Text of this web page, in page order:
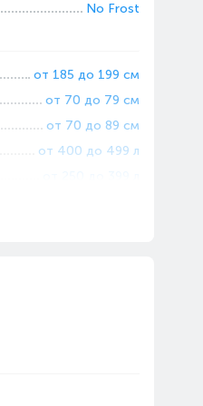
No Frost
от 185 до 199 см
от 70 до 79 см
от 70 до 89 см
от 400 до 499 л